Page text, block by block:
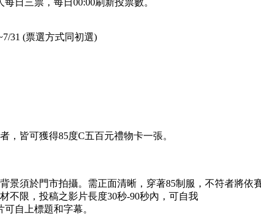
日三票，每日00:00刷新投票數。
31 (票選方式同初選)
，皆可獲得85度C五百元禮物卡一張。
景須於門市拍攝。需正面清晰，穿著85制服，不符者將依
不限，投稿之影片長度30秒-90秒內，可自我
自上標題和字幕。